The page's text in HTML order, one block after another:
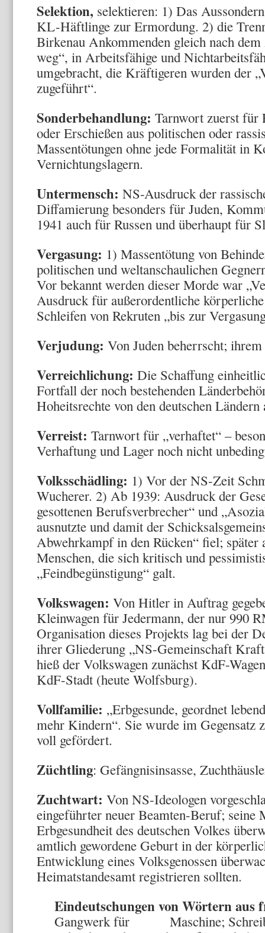
Selektion, selektieren: 1) Das
KL-Häftlinge zur Ermordung. 2) die
Birkenau Ankommenden gleich nach
weg“, in Arbeitsfähige und
umgebracht, die Kräftigeren wurden der
zugeführt“.
Sonderbehandlung: Tarnwort zuerst für
oder Erschießen aus politischen oder
Massentötungen ohne jede Formalität in
Vernichtungslagern.
Untermensch: NS-Ausdruck der
Diffamierung besonders für Juden,
1941 auch für Russen und überhaupt für
Vergasung: 1) Massentötung von
politischen und weltanschaulichen
Vor bekannt werden dieser Morde war
Ausdruck für außerordentliche
Schleifen von Rekruten „bis zur
Verjudung: Von Juden beherrscht;
Verreichlichung: Die Schaffung
Fortfall der noch bestehenden
Hoheitsrechte von den deutschen
Verreist: Tarnwort für „verhaftet“ –
Verhaftung und Lager noch nicht
Volksschädling: 1) Vor der NS-Zeit
Wucherer. 2) Ab 1939: Ausdruck der
gesottenen Berufsverbrecher“ und
ausnutzte und damit der
Abwehrkampf in den Rücken“ fiel; später
Menschen, die sich kritisch und
„Feindbegünstigung“ galt.
Volkswagen: Von Hitler in Auftrag
Kleinwagen für Jedermann, der nur 990
Organisation dieses Projekts lag bei der
ihrer Gliederung „NS-Gemeinschaft
hieß der Volkswagen zunächst KdF-
KdF-Stadt (heute Wolfsburg).
Vollfamilie: „Erbgesunde, geordnet
mehr Kindern“. Sie wurde im Gegensatz
voll gefördert.
Züchtling: Gefängnisinsasse,
Zuchtwart: Von NS-Ideologen
eingeführter neuer Beamten-Beruf; seine
Erbgesundheit des deutschen Volkes
amtlich gewordene Geburt in der
Entwicklung eines Volksgenossen
Heimatstandesamt registrieren sollten.
Eindeutschungen von Wörtern aus
Gangwerk für Maschine;